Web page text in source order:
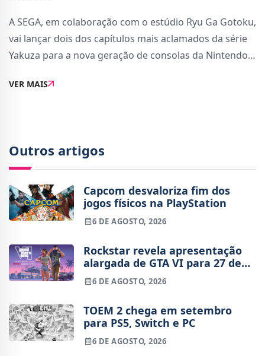
A SEGA, em colaboração com o estúdio Ryu Ga Gotoku,
vai lançar dois dos capítulos mais aclamados da série
Yakuza para a nova geração de consolas da Nintendo.
da consola, a chegada de Yakuza
VER MAIS
Outros artigos
Capcom desvaloriza fim dos
jogos físicos na PlayStation
6 DE AGOSTO, 2026
Rockstar revela apresentação
alargada de GTA VI para 27 de
agosto
6 DE AGOSTO, 2026
TOEM 2 chega em setembro
para PS5, Switch e PC
6 DE AGOSTO, 2026